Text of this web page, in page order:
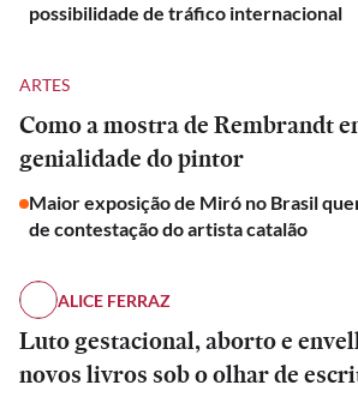
possibilidade de tráfico internacional
ARTES
Como a mostra de Rembrandt
genialidade do pintor
Maior exposição de Miró no Brasil
de contestação do artista catalão
ALICE FERRAZ
Luto gestacional, aborto e
novos livros sob o olhar de